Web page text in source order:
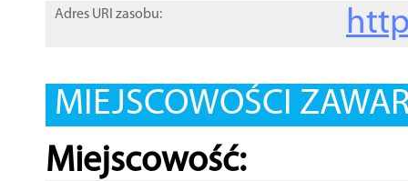
Adres URI zasobu:
MIEJSCOWOŚCI
Miejscowość: